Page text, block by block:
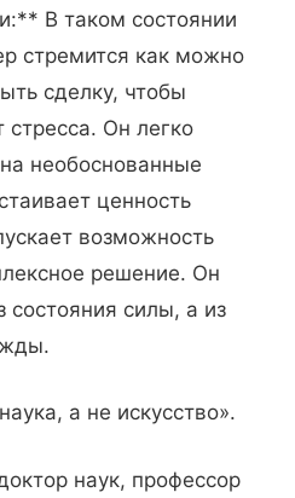
В таком состоянии
стремится как можно
сделку, чтобы
стресса. Он легко
необоснованные
ценность
возможность
решение. Он
состояния силы, а из
а не искусство».
наук, профессор